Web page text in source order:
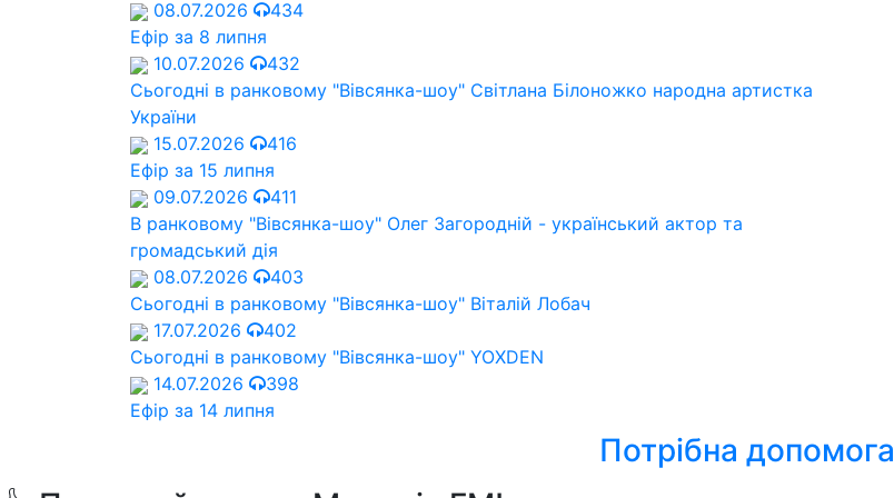
08.07.2026
434
Ефір за 8 липня
10.07.2026
432
Сьогодні в ранковому "Вівсянка-шоу" Cвітлана Білоножко народна артистка
України
15.07.2026
416
Ефір за 15 липня
09.07.2026
411
В ранковому "Вівсянка-шоу" Олег Загородній - український актор та
громадський дія
08.07.2026
403
Сьогодні в ранковому "Вівсянка-шоу" Віталій Лобач
17.07.2026
402
Сьогодні в ранковому "Вівсянка-шоу" YOXDEN
14.07.2026
398
Ефір за 14 липня
Потрібна допомога